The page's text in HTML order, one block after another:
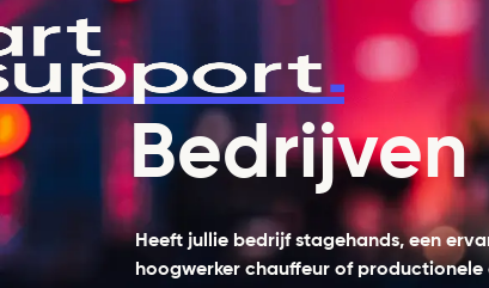
Bedrijven
Heeft jullie bedrijf stagehands, een
hoogwerker chauffeur of